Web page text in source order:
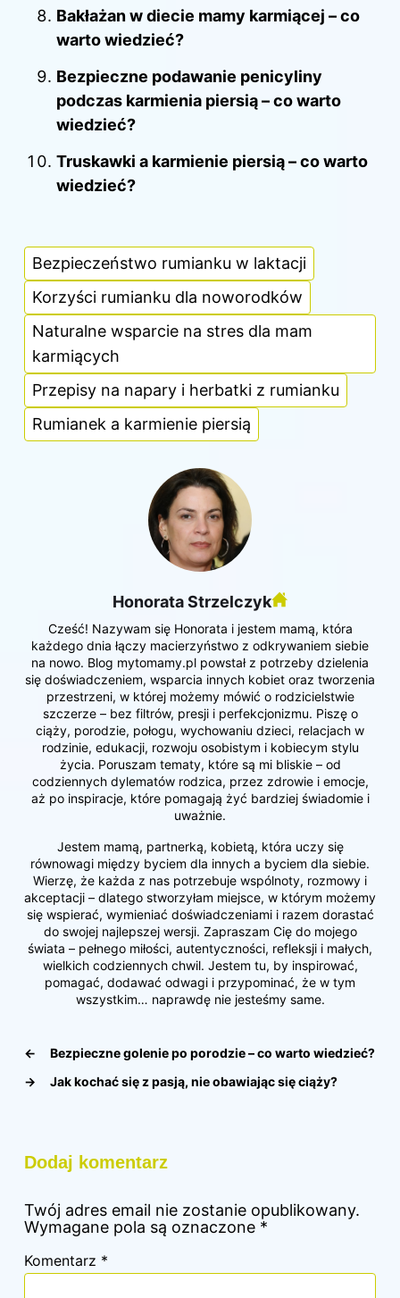
Bakłażan w diecie mamy karmiącej – co
warto wiedzieć?
Bezpieczne podawanie penicyliny
podczas karmienia piersią – co warto
wiedzieć?
Truskawki a karmienie piersią – co warto
wiedzieć?
Bezpieczeństwo rumianku w laktacji
Korzyści rumianku dla noworodków
Naturalne wsparcie na stres dla mam
karmiących
Przepisy na napary i herbatki z rumianku
Rumianek a karmienie piersią
Honorata Strzelczyk
Cześć! Nazywam się Honorata i jestem mamą, która
każdego dnia łączy macierzyństwo z odkrywaniem siebie
na nowo. Blog mytomamy.pl powstał z potrzeby dzielenia
się doświadczeniem, wsparcia innych kobiet oraz tworzenia
przestrzeni, w której możemy mówić o rodzicielstwie
szczerze – bez filtrów, presji i perfekcjonizmu. Piszę o
ciąży, porodzie, połogu, wychowaniu dzieci, relacjach w
rodzinie, edukacji, rozwoju osobistym i kobiecym stylu
życia. Poruszam tematy, które są mi bliskie – od
codziennych dylematów rodzica, przez zdrowie i emocje,
aż po inspiracje, które pomagają żyć bardziej świadomie i
uważnie.
Jestem mamą, partnerką, kobietą, która uczy się
równowagi między byciem dla innych a byciem dla siebie.
Wierzę, że każda z nas potrzebuje wspólnoty, rozmowy i
akceptacji – dlatego stworzyłam miejsce, w którym możemy
się wspierać, wymieniać doświadczeniami i razem dorastać
do swojej najlepszej wersji. Zapraszam Cię do mojego
świata – pełnego miłości, autentyczności, refleksji i małych,
wielkich codziennych chwil. Jestem tu, by inspirować,
pomagać, dodawać odwagi i przypominać, że w tym
wszystkim… naprawdę nie jesteśmy same.
←
Bezpieczne golenie po porodzie – co warto wiedzieć?
→
Jak kochać się z pasją, nie obawiając się ciąży?
Dodaj komentarz
Twój adres email nie zostanie opublikowany.
Wymagane pola są oznaczone *
Komentarz *